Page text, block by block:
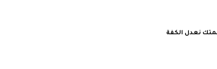
نعدل الكفة